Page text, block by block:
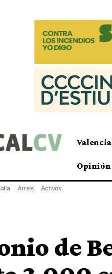
Valencia
Opinión
Arrels Activos
de